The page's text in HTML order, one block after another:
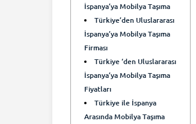
İspanya’ya Mobilya Taşıma
Türkiye’den Uluslararası
İspanya’ya Mobilya Taşıma
Firması
Türkiye ‘den Uluslararası
İspanya’ya Mobilya Taşıma
Fiyatları
Türkiye ile İspanya
Arasında Mobilya Taşıma